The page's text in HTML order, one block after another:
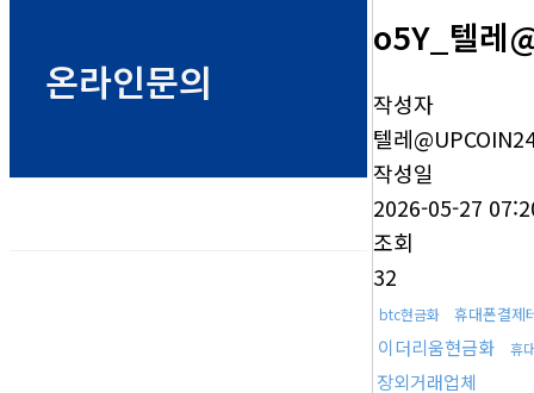
온라인문의
o5Y_텔레
작성자
텔레
작성일
2026-05-27
조회
32
btc현금화 휴대폰결제
이더리움현금화 휴
장외거래업체